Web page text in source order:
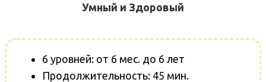
Умный и Здоровый
6 уровней: от 6 мес. до 6 лет
Продолжительность: 45 мин.